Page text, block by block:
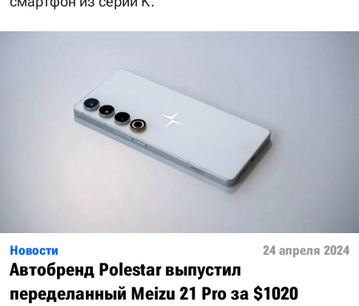
Новости 24 апреля 2024
Автобренд Polestar выпустил
переделанный Meizu 21 Pro за $1020